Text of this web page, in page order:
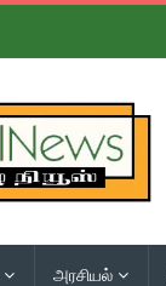
அரசியல்